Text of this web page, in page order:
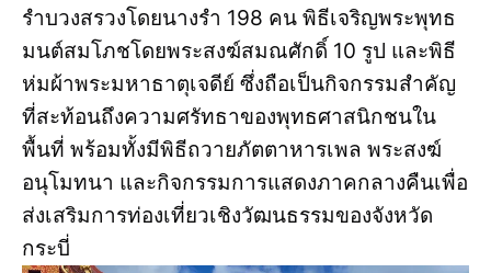
รำบวงสรวงโดยนางรำ 198 คน พิธีเจริญพระพุทธ
มนต์สมโภชโดยพระสงฆ์สมณศักดิ์ 10 รูป และพิธี
ห่มผ้าพระมหาธาตุเจดีย์ ซึ่งถือเป็นกิจกรรมสำคัญ
ที่สะท้อนถึงความศรัทธาของพุทธศาสนิกชนใน
พื้นที่ พร้อมทั้งมีพิธีถวายภัตตาหารเพล พระสงฆ์
อนุโมทนา และกิจกรรมการแสดงภาคกลางคืนเพื่อ
ส่งเสริมการท่องเที่ยวเชิงวัฒนธรรมของจังหวัด
กระบี่